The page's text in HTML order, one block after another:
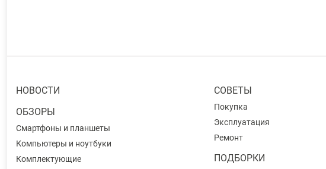
НОВОСТИ
ОБЗОРЫ
Смартфоны и планшеты
Компьютеры и ноутбуки
Комплектующие
СОВЕТЫ
Покупка
Эксплуатация
Ремонт
ПОДБОРКИ